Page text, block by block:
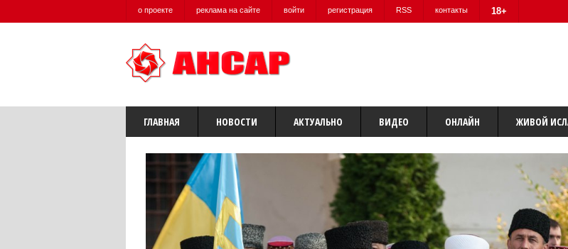
о проекте реклама на сайте войти регистрация RSS контакты 18+
ГЛАВНАЯ НОВОСТИ АКТУАЛЬНО ВИДЕО ОНЛАЙН ЖИВОЙ